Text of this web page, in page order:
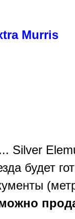
Murris
Silver
будет